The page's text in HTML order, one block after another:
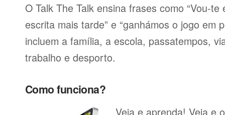
O Talk The Talk ensina frases como “Vou-
escrita mais tarde” e “ganhámos o jogo em
incluem a família, a escola, passatempos,
trabalho e desporto.
Como funciona?
Veja e aprenda! Veja e